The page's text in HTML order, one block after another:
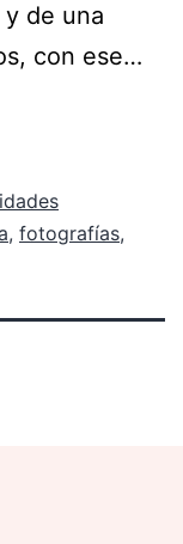
de una
con ese…
, fotografías,